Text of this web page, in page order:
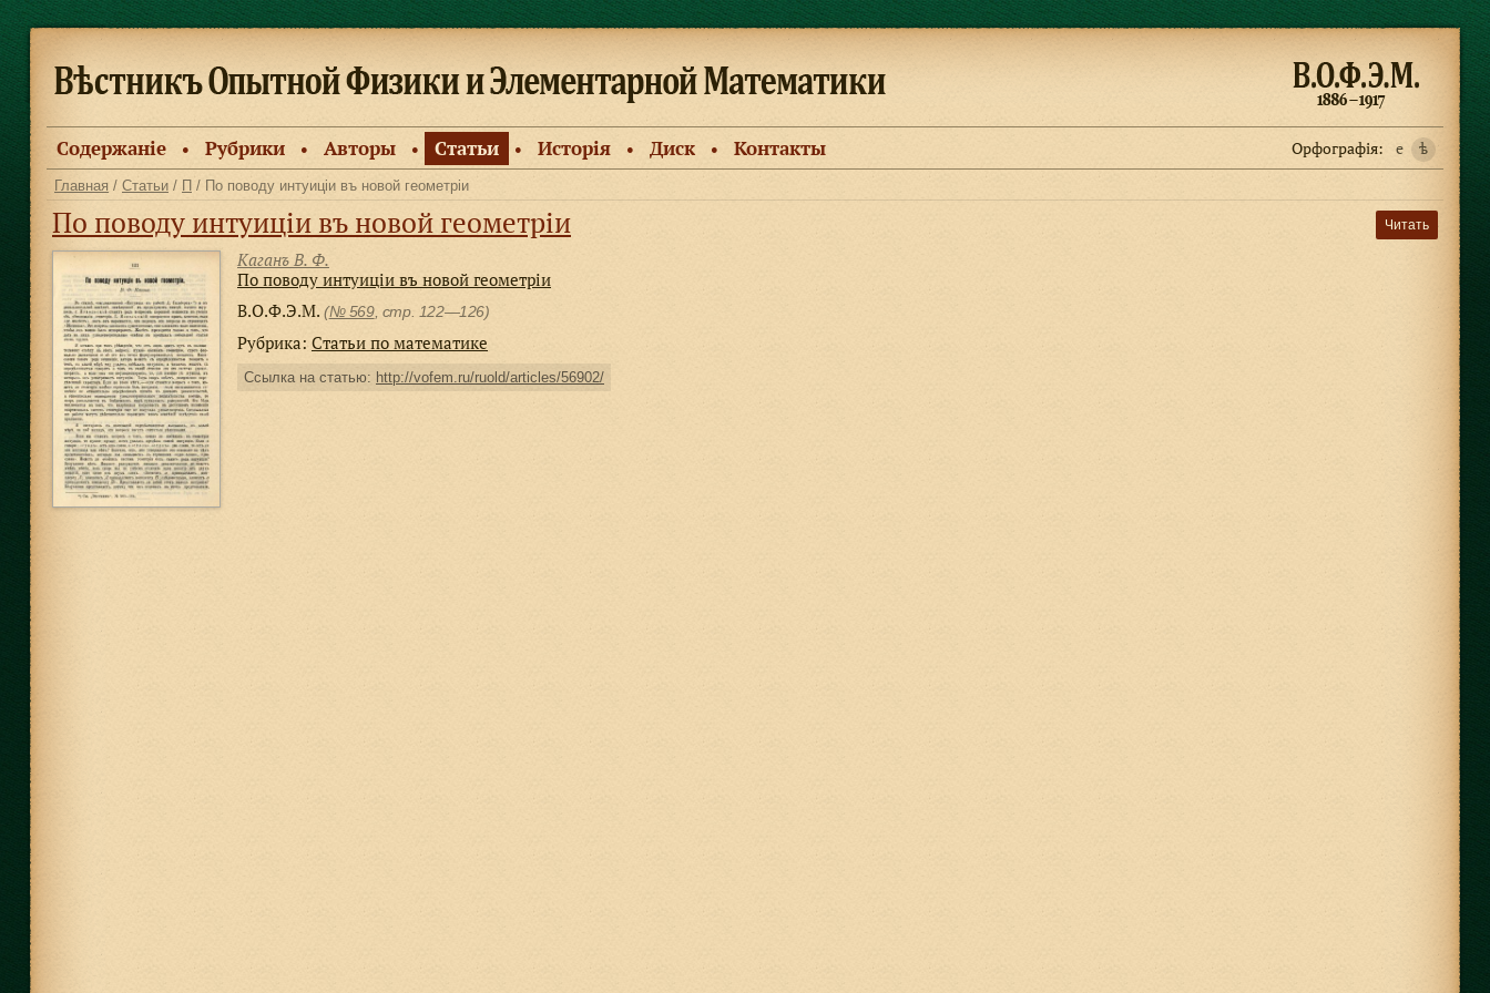
Содержанiе ● Рубрики ● Авторы ● Статьи ● Исторiя ● Диск ● Контакты Орфографiя: e ѣ
Главная / Статьи / П / По поводу интуиціи въ новой геометріи
Читать
По поводу интуиціи въ новой геометріи
Каганъ В. Ф.
По поводу интуиціи въ новой геометріи
В.О.Ф.Э.М. (№ 569, стр. 122—126)
Рубрика: Статьи по математике
Ссылка на статью: http://vofem.ru/ruold/articles/56902/